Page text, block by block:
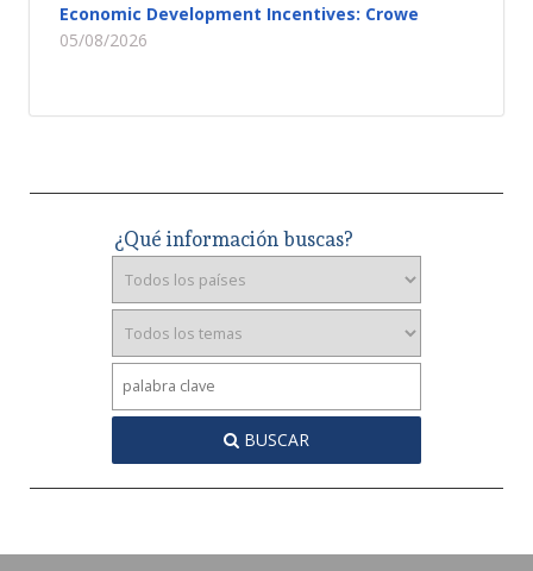
Economic Development Incentives: Crowe
05/08/2026
¿Qué información buscas?
BUSCAR